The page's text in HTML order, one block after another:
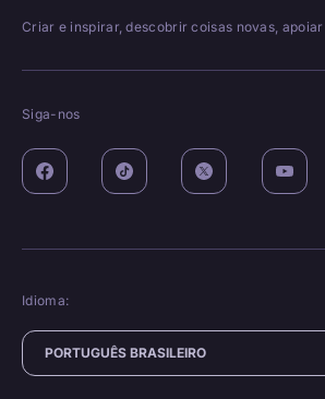
Criar e inspirar, descobrir coisas novas,
Siga-nos
Idioma: